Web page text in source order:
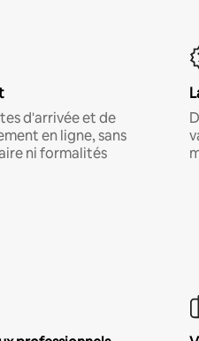
d'arrivée et de
en ligne, sans
ni formalités